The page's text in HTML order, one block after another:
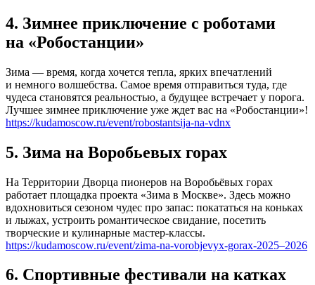
4. Зимнее приключение с роботами
на «Робостанции»
Зима — время, когда хочется тепла, ярких впечатлений
и немного волшебства. Самое время отправиться туда, где
чудеса становятся реальностью, а будущее встречает у порога.
Лучшее зимнее приключение уже ждет вас на «Робостанции»!
https://kudamoscow.ru/event/robostantsija-na-vdnx
5. Зима на Воробьевых горах
На Территории Дворца пионеров на Воробьёвых горах
работает площадка проекта «Зима в Москве». Здесь можно
вдохновиться сезоном чудес про запас: покататься на коньках
и лыжах, устроить романтическое свидание, посетить
творческие и кулинарные мастер-классы.
https://kudamoscow.ru/event/zima-na-vorobjevyx-gorax-2025–2026
6. Спортивные фестивали на катках